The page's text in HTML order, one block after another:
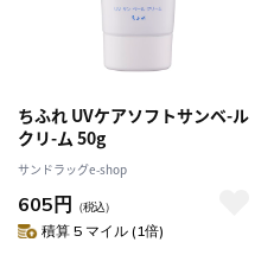
ちふれ UVケアソフトサンベ-ル
クリ-ム 50g
サンドラッグe-shop
605円 （税込）
積算 5 マイル (1倍)